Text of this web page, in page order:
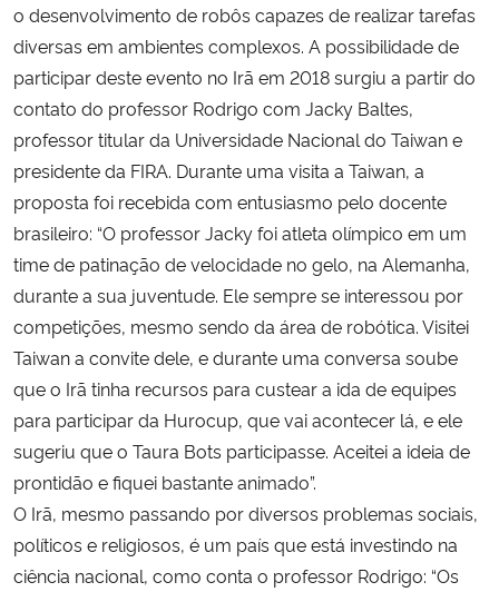
o desenvolvimento de robôs capazes de realizar tarefas
diversas em ambientes complexos. A possibilidade de
participar deste evento no Irã em 2018 surgiu a partir do
contato do professor Rodrigo com Jacky Baltes,
professor titular da Universidade Nacional do Taiwan e
presidente da FIRA. Durante uma visita a Taiwan, a
proposta foi recebida com entusiasmo pelo docente
brasileiro: “O professor Jacky foi atleta olímpico em um
time de patinação de velocidade no gelo, na Alemanha,
durante a sua juventude. Ele sempre se interessou por
competições, mesmo sendo da área de robótica. Visitei
Taiwan a convite dele, e durante uma conversa soube
que o Irã tinha recursos para custear a ida de equipes
para participar da Hurocup, que vai acontecer lá, e ele
sugeriu que o Taura Bots participasse. Aceitei a ideia de
prontidão e fiquei bastante animado”.
O Irã, mesmo passando por diversos problemas sociais,
políticos e religiosos, é um país que está investindo na
ciência nacional, como conta o professor Rodrigo: “Os